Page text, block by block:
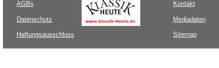
AGBs
Datenschutz
Haftungsausschluss
Kontakt
Mediadaten
Sitemap